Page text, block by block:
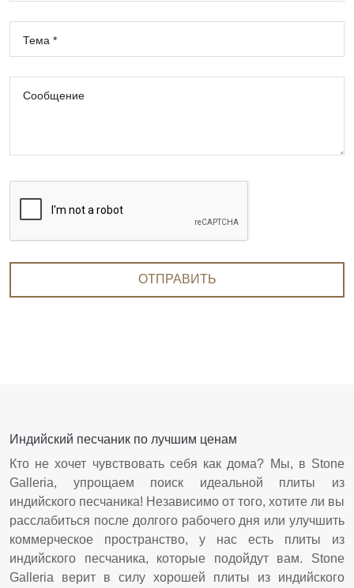
Тема *
Сообщение
ОТПРАВИТЬ
Индийский песчаник по лучшим ценам
Кто не хочет чувствовать себя как дома? Мы, в Stone
Galleria, упрощаем поиск идеальной плиты из
индийского песчаника! Независимо от того, хотите ли вы
расслабиться после долгого рабочего дня или улучшить
коммерческое пространство, у нас есть плиты из
индийского песчаника, которые подойдут вам. Stone
Galleria верит в силу хорошей плиты из индийского